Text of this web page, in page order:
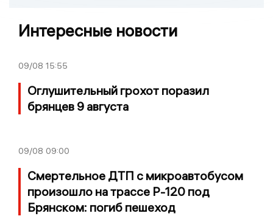
Интересные новости
09/08 15:55
Оглушительный грохот поразил
брянцев 9 августа
09/08 09:00
Смертельное ДТП с микроавтобусом
произошло на трассе Р-120 под
Брянском: погиб пешеход